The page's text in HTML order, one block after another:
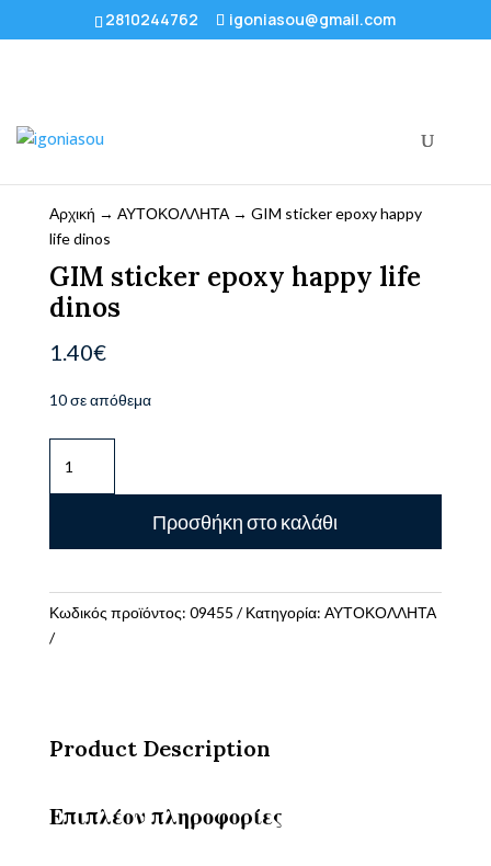
2810244762 igoniasou@gmail.com
Αρχική → ΑΥΤΟΚΟΛΛΗΤΑ→ GIM sticker epoxy happy
life dinos
GIM sticker epoxy happy life
dinos
1.40€
10 σε απόθεμα
sticker
epoxy
life
Προσθήκη στο καλάθι
Κωδικός προϊόντος: 09455 Κατηγορία: ΑΥΤΟΚΟΛΛΗΤΑ
Product Description
Επιπλέον πληροφορίες